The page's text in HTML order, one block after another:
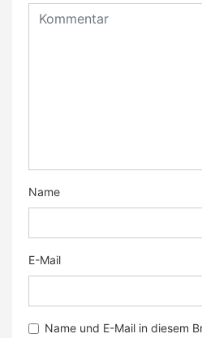
Name
E-Mail
Name und E-Mail in diesem